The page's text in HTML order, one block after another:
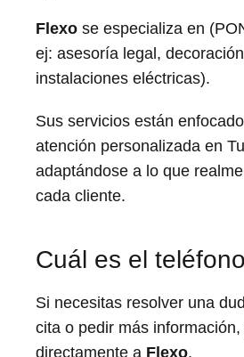
Flexo se especializa en
ej: asesoría legal,
instalaciones eléctricas).
Sus servicios están
atención personalizada en
adaptándose a lo que
cada cliente.
Cuál es el
Si necesitas resolver una
cita o pedir más
directamente a Flexo.